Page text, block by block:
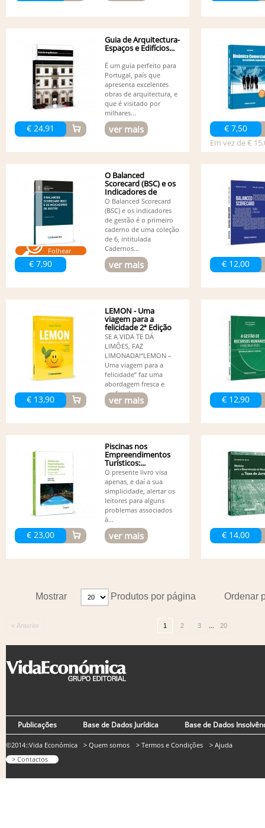
€ 24,91
Guia de Arquitectura-
Espaços e Edifícios...
É um guia perfeito para
Portugal, país que
apresenta excelentes
obras de arquitectura, e
que é visitado por
milhares...
ver mais € 7,50
Em vez de €
Folhear
€ 7,90
O Balanced
Scorecard (BSC) e os
Indicadores de
Gestão
O Balanced Scorecard
(BSC) e os indicadores
de gestão é o primeiro
caderno de uma coleção
de 6, intitulada
Cadernos...
ver mais € 12,00
€ 13,90
LEMON - Uma
viagem para a
felicidade 2ª Edição
SE A VIDA TE DÁ
LIMÕES, FAZ
LIMONADA!“LEMON –
Uma viagem para a
felicidade” faz uma
abordagem fresca e
profunda...
ver mais € 12,90
€ 23,00
Piscinas nos
Empreendimentos
Turísticos:...
O presente livro visa
apenas, e daí a sua
simplicidade, alertar os
leitores para alguns
problemas associados
à...
ver mais € 14,00
Ordenar
Mostrar Produtos por página
« Anterior 1 2 3 ... 20
Publicações Base de Dados Jurídica Base de Dados
©2014::Vida Económica
> Contactos
> Quem somos > Termos e Condições > Ajuda